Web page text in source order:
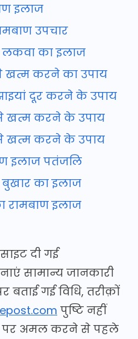
इलाज
उपचार
लकवा का इलाज
खत्म करने का उपाय
दूर करने के उपाय
खत्म करने के उपाय
खत्म करने के उपाय
इलाज पतंजलि
बुखार का इलाज
रामबाण इलाज
दी गई
सामान्य जानकारी
बताई गई विधि, तरीक़ों
पुष्टि नहीं
पर अमल करने से पहले